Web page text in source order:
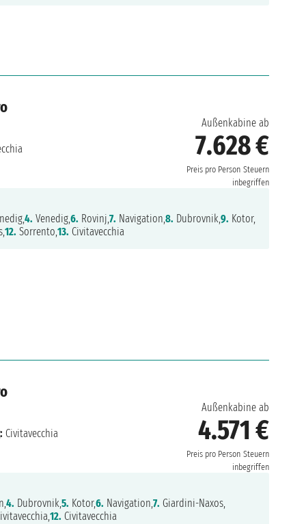
Außenkabine ab
7.628 €
Preis pro Person Steuern
inbegriffen
4. Venedig,6. Rovinj,7. Navigation,8. Dubrovnik,9. Kotor,
12. Sorrento,13. Civitavecchia
Außenkabine ab
4.571 €
Preis pro Person Steuern
inbegriffen
Civitavecchia
4. Dubrovnik,5. Kotor,6. Navigation,7. Giardini-Naxos,
12. Civitavecchia